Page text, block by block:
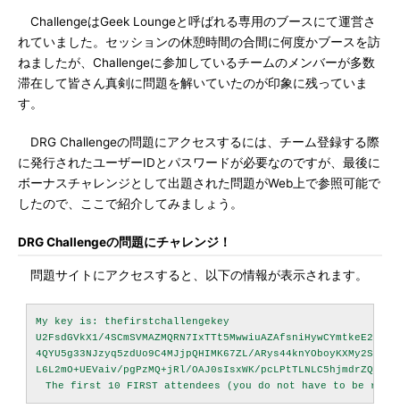
ChallengeはGeek Loungeと呼ばれる専用のブースにて運営さ
れていました。セッションの休憩時間の合間に何度かブースを訪
ねましたが、Challengeに参加しているチームのメンバーが多数
滞在して皆さん真剣に問題を解いていたのが印象に残っていま
す。
DRG Challengeの問題にアクセスするには、チーム登録する際
に発行されたユーザーIDとパスワードが必要なのですが、最後に
ボーナスチャレンジとして出題された問題がWeb上で参照可能で
したので、ここで紹介してみましょう。
DRG Challengeの問題にチャレンジ！
問題サイトにアクセスすると、以下の情報が表示されます。
My key is: thefirstchallengekey
U2FsdGVkX1/
4QYU5g33NJzyq5zdUo9C4MJjpQHIMK67ZL/
L6L2mO+UEVaiv/pgPzMQ+jRl/OAJ0sIsxWK/pcLPtTLNLC5hjmdrZQ==